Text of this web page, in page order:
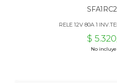
RELE 12V 80A 1
$
No